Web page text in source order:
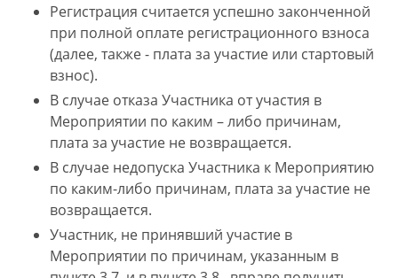
Регистрация считается успешно законченной
при полной оплате регистрационного взноса
(далее, также - плата за участие или стартовый
взнос).
В случае отказа Участника от участия в
Мероприятии по каким – либо причинам,
плата за участие не возвращается.
В случае недопуска Участника к Мероприятию
по каким-либо причинам, плата за участие не
возвращается.
Участник, не принявший участие в
Мероприятии по причинам, указанным в